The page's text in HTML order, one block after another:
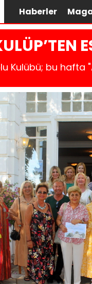
Haberler
Kulübü; bu hafta